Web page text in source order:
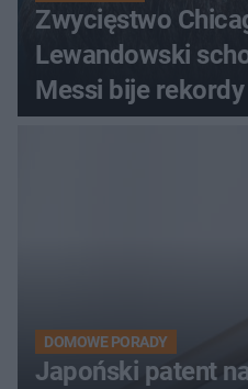
Zwycięstwo
Lewandowski
Messi bije rekordy
DOMOWE PORADY
Japoński patent